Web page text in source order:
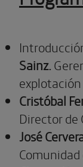
Sainz.
Cristóbal
Director de
José
Comunidad